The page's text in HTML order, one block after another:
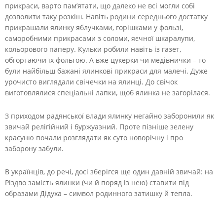
прикраси, варто пам’ятати, що далеко не всі могли собі
дозволити таку розкіш. Навіть родини середнього достатку
прикрашали ялинку яблучками, горішками у фользі,
саморобними прикрасами з соломи, яєчної шкаралупи,
кольорового паперу. Кульки робили навіть із газет,
обгортаючи їх фольгою. А вже цукерки чи медівнички – то
були найбільш бажані ялинкові прикраси для малечі. Дуже
урочисто виглядали свічечки на ялинці. До свічок
виготовлялися спеціальні лапки, щоб ялинка не загорілася.
З приходом радянської влади ялинку негайно заборонили як
звичай релігійний і буржуазний. Проте пізніше зелену
красуню почали розглядати як суто новорічну і про
заборону забули.
В українців, до речі, досі зберігся ще один давній звичай: на
Різдво замість ялинки (чи й поряд із нею) ставити під
образами Дідуха – символ родинного затишку й тепла.